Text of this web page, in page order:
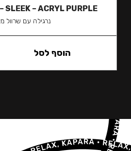
SLEEK – ACRYL PURPLE
נרגילה עם שרוול
הוסף לסל